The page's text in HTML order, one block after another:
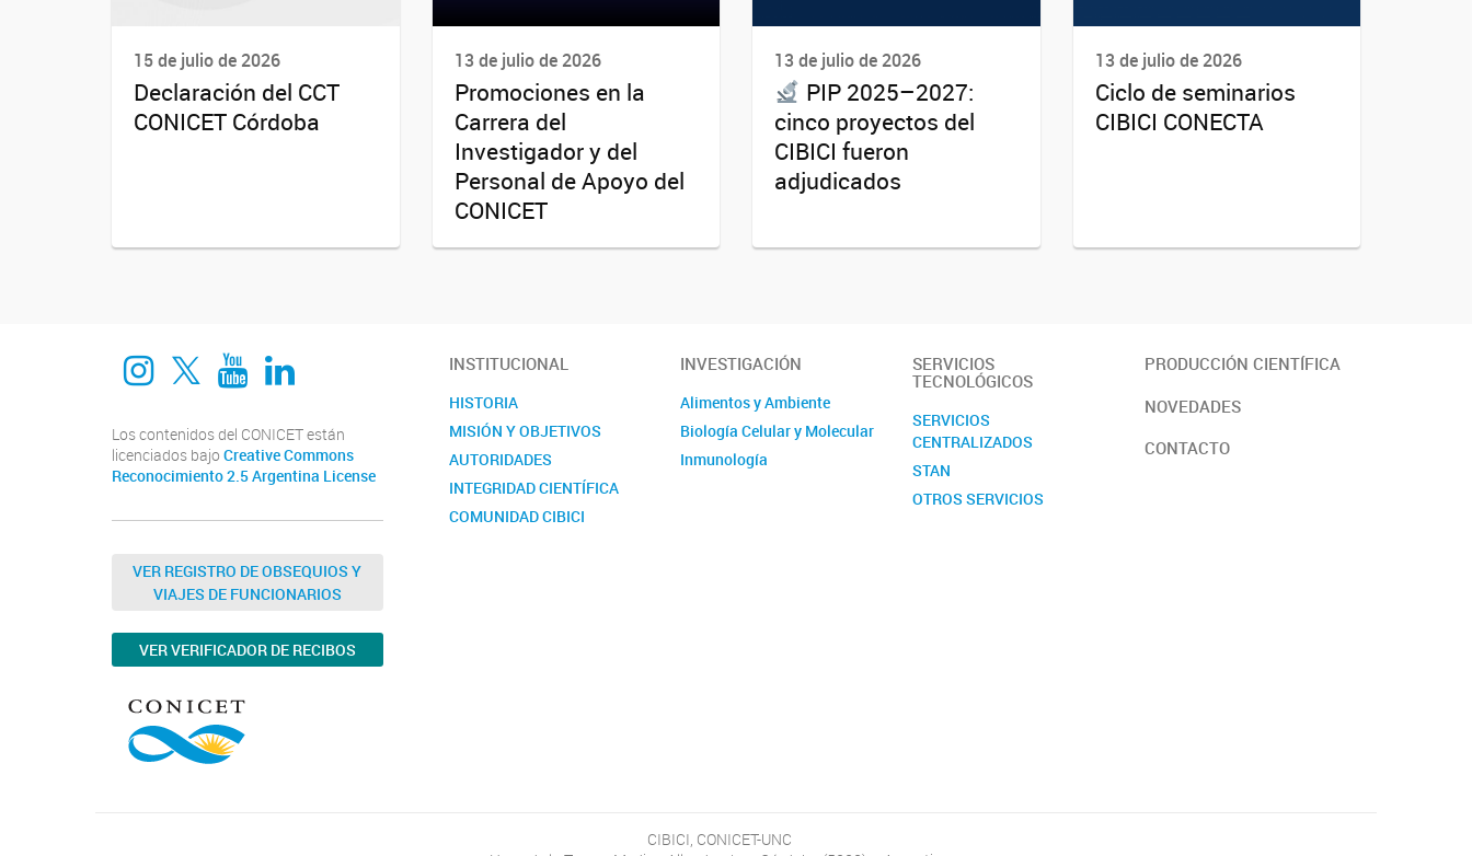
15 de julio de 2026
Declaración del CCT
CONICET Córdoba
13 de julio de 2026
Promociones en la
Carrera del
Investigador y del
Personal de Apoyo del
CONICET
13 de julio de 2026
PIP 2025–2027:
cinco proyectos del
CIBICI fueron
adjudicados
13 de julio de 2026
Ciclo de seminarios
CIBICI CONECTA
Instagram
twitterYoutube
Linkedin
Los contenidos del CONICET están
licenciados bajo Creative Commons
Reconocimiento 2.5 Argentina License
VER REGISTRO DE OBSEQUIOS Y
VIAJES DE FUNCIONARIOS
VER VERIFICADOR DE RECIBOS
INSTITUCIONAL
HISTORIA
MISIÓN Y OBJETIVOS
AUTORIDADES
INTEGRIDAD CIENTÍFICA
COMUNIDAD CIBICI
INVESTIGACIÓN
Alimentos y Ambiente
Biología Celular y Molecular
Inmunología
SERVICIOS
TECNOLÓGICOS
SERVICIOS
CENTRALIZADOS
STAN
OTROS SERVICIOS
PRODUCCIÓN CIENTÍFICA
NOVEDADES
CONTACTO
CIBICI, CONICET-UNC